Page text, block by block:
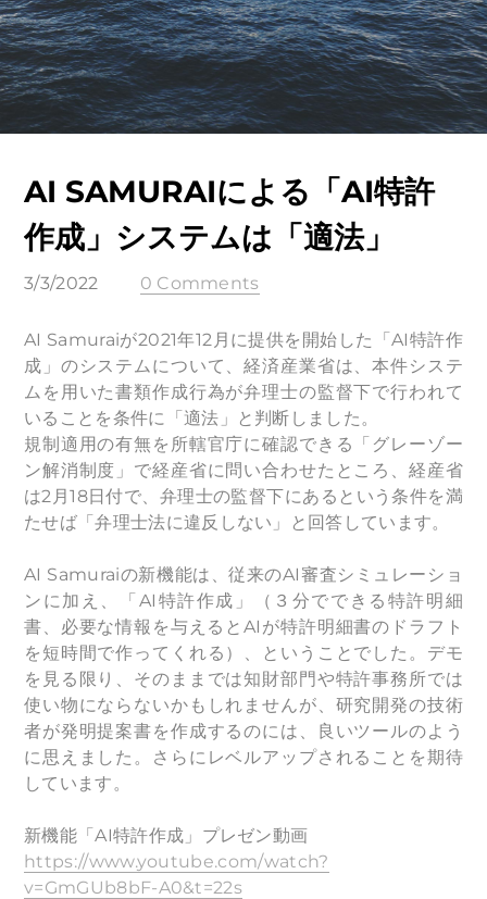
AI SAMURAIによる「AI特許
作成」システムは「適法」
3/3/2022 0 Comments
AI Samuraiが2021年12月に提供を開始した「AI特許作
成」のシステムについて、経済産業省は、本件システ
ムを用いた書類作成行為が弁理士の監督下で行われて
いることを条件に「適法」と判断しました。
規制適用の有無を所轄官庁に確認できる「グレーゾー
ン解消制度」で経産省に問い合わせたところ、経産省
は2月18日付で、弁理士の監督下にあるという条件を満
たせば「弁理士法に違反しない」と回答しています。
AI Samuraiの新機能は、従来のAI審査シミュレーショ
ンに加え、「AI特許作成」（３分でできる特許明細
書、必要な情報を与えるとAIが特許明細書のドラフト
を短時間で作ってくれる）、ということでした。デモ
を見る限り、そのままでは知財部門や特許事務所では
使い物にならないかもしれませんが、研究開発の技術
者が発明提案書を作成するのには、良いツールのよう
に思えました。さらにレベルアップされることを期待
しています。
新機能「AI特許作成」プレゼン動画
https://www.youtube.com/watch?
v=GmGUb8bF-A0&t=22s